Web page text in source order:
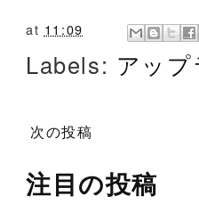
at 11:09
Labels: アッ
次の投稿
注目の投稿